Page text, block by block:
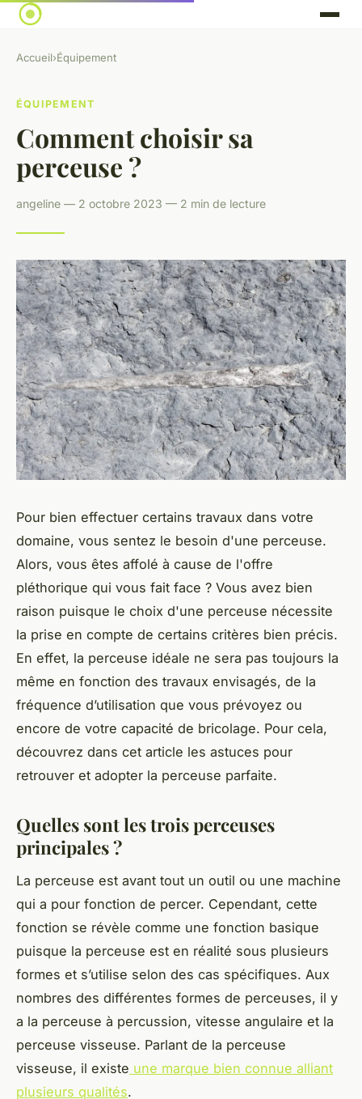
Accueil›Équipement
ÉQUIPEMENT
Comment choisir sa
perceuse ?
angeline — 2 octobre 2023 — 2 min de lecture
Pour bien effectuer certains travaux dans votre
domaine, vous sentez le besoin d'une perceuse.
Alors, vous êtes affolé à cause de l'offre
pléthorique qui vous fait face ? Vous avez bien
raison puisque le choix d'une perceuse nécessite
la prise en compte de certains critères bien précis.
En effet, la perceuse idéale ne sera pas toujours la
même en fonction des travaux envisagés, de la
fréquence d’utilisation que vous prévoyez ou
encore de votre capacité de bricolage. Pour cela,
découvrez dans cet article les astuces pour
retrouver et adopter la perceuse parfaite.
Quelles sont les trois perceuses
principales ?
La perceuse est avant tout un outil ou une machine
qui a pour fonction de percer. Cependant, cette
fonction se révèle comme une fonction basique
puisque la perceuse est en réalité sous plusieurs
formes et s’utilise selon des cas spécifiques. Aux
nombres des différentes formes de perceuses, il y
a la perceuse à percussion, vitesse angulaire et la
perceuse visseuse. Parlant de la perceuse
visseuse, il existe une marque bien connue alliant
plusieurs qualités.